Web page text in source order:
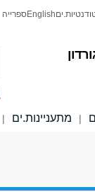
Englishספרייה
| מתעניינות.ים |